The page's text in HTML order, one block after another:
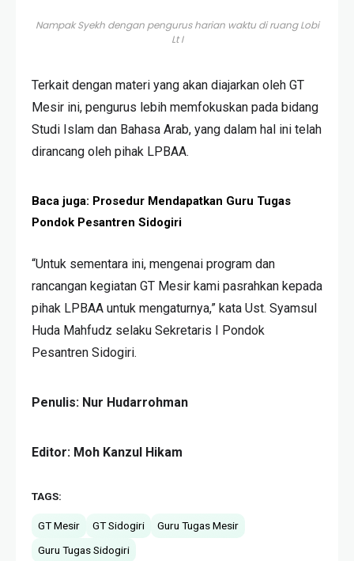
Nampak Syekh dengan pengurus harian waktu di ruang Lobi
Lt I
Terkait dengan materi yang akan diajarkan oleh GT
Mesir ini, pengurus lebih memfokuskan pada bidang
Studi Islam dan Bahasa Arab, yang dalam hal ini telah
dirancang oleh pihak LPBAA.
Baca juga: Prosedur Mendapatkan Guru Tugas
Pondok Pesantren Sidogiri
“Untuk sementara ini, mengenai program dan
rancangan kegiatan GT Mesir kami pasrahkan kepada
pihak LPBAA untuk mengaturnya,” kata Ust. Syamsul
Huda Mahfudz selaku Sekretaris I Pondok
Pesantren Sidogiri.
Penulis: Nur Hudarrohman
Editor: Moh Kanzul Hikam
TAGS:
GT Mesir GT Sidogiri
Guru Tugas Mesir
Guru Tugas Sidogiri